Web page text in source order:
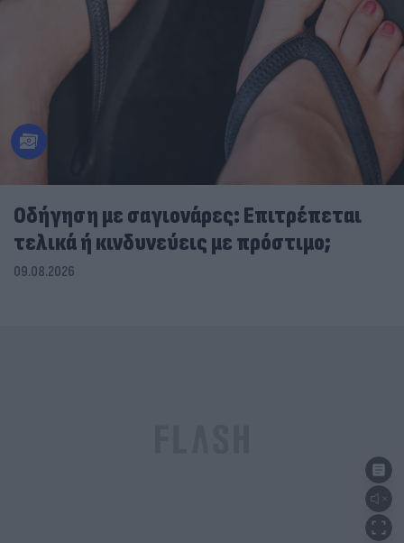
Οδήγηση με σαγιονάρες: Επιτρέπεται
τελικά ή κινδυνεύεις με πρόστιμο;
09.08.2026